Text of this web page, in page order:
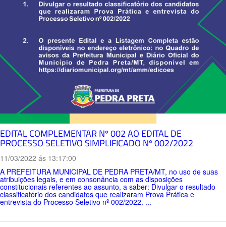
EDITAL COMPLEMENTAR Nº 002 AO EDITAL DE
PROCESSO SELETIVO SIMPLIFICADO Nº 002/2022
11/03/2022 ás 13:17:00
A PREFEITURA MUNICIPAL DE PEDRA PRETA/MT, no uso de suas
atribuições legais, e em consonância com as disposições
constitucionais referentes ao assunto, a saber: Divulgar o resultado
classificatório dos candidatos que realizaram Prova Prática e
entrevista do Processo Seletivo nº 002/2022. ...